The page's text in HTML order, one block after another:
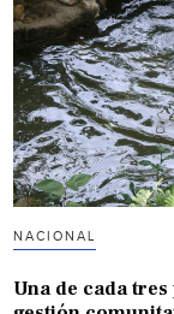
NACIONAL
Una de cada